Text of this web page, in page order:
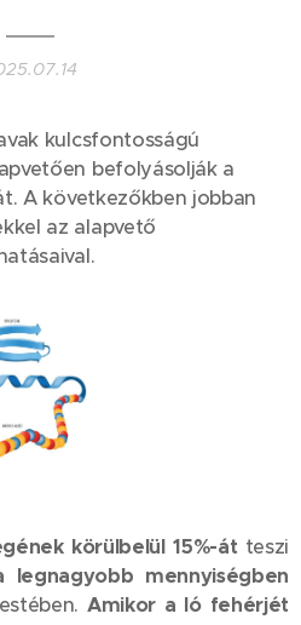
kulcsfontosságú
befolyásolják a
A következőkben jobban
az alapvető
körülbelül 15%-át teszi
legnagyobb mennyiségben
Amikor a ló fehérjét